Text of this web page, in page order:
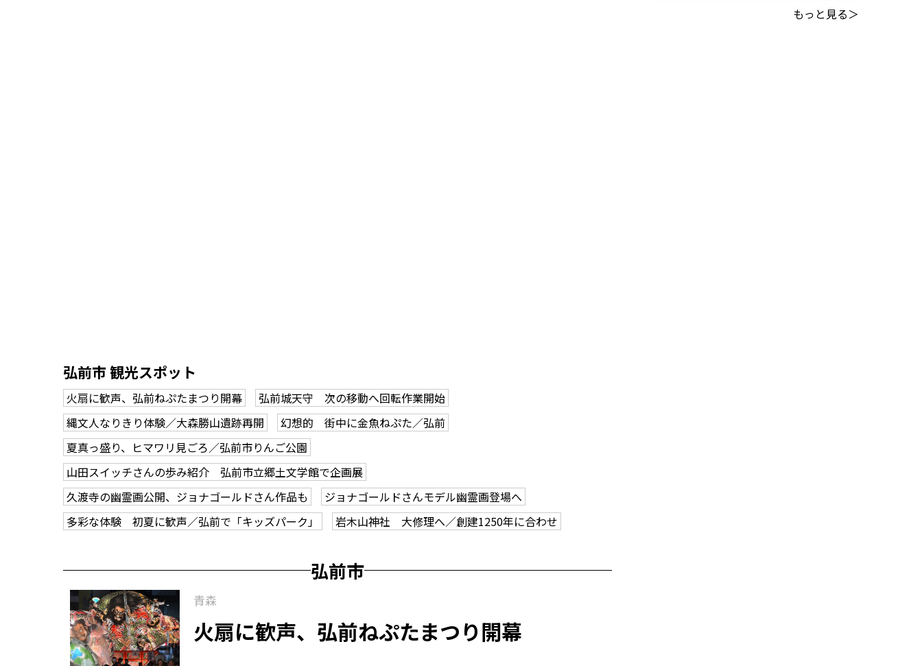
弘前市 観光スポット
火扇に歓声、弘前ねぷたまつり開幕
弘前城天守 次の移動へ回転作業開始
縄文人なりきり体験／大森勝山遺跡再開
幻想的 街中に金魚ねぷた／弘前
夏真っ盛り、ヒマワリ見ごろ／弘前市りんご公園
山田スイッチさんの歩み紹介 弘前市立郷土文学館で企画展
久渡寺の幽霊画公開、ジョナゴールドさん作品も
ジョナゴールドさんモデル幽霊画登場へ
多彩な体験 初夏に歓声／弘前で「キッズパーク」
岩木山神社 大修理へ／創建1250年に合わせ
弘前市
青森
火扇に歓声、弘前ねぷたまつり開幕
もっと見る＞